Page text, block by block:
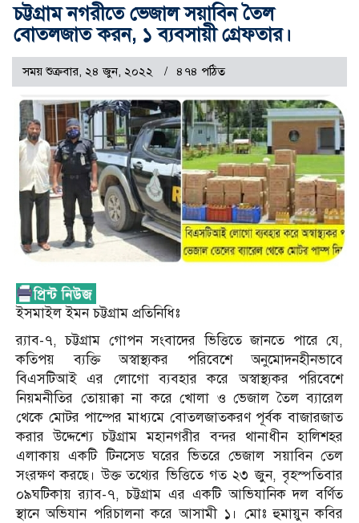
চট্টগ্রাম নগরীতে ভেজাল সয়াবিন তৈল
বোতলজাত করন, ১ ব্যবসায়ী গ্রেফতার।
সময় শুক্রবার, ২৪ জুন, ২০২২ ৪৭৪ পঠিত
ইসমাইল ইমন চট্টগ্রাম প্রতিনিধিঃ
র‌্যাব-৭, চট্টগ্রাম গোপন সংবাদের ভিত্তিতে জানতে পারে যে,
কতিপয় ব্যক্তি অস্বাস্থ্যকর পরিবেশে অনুমোদনহীনভাবে
বিএসটিআই এর লোগো ব্যবহার করে অস্বাস্থ্যকর পরিবেশে
নিয়মনীতির তোয়াক্কা না করে খোলা ও ভেজাল তৈল ব্যারেল
থেকে মোটর পাম্পের মাধ্যমে বোতলজাতকরণ পূর্বক বাজারজাত
করার উদ্দেশ্যে চট্টগ্রাম মহানগরীর বন্দর থানাধীন হালিশহর
এলাকায় একটি টিনসেড ঘরের ভিতরে ভেজাল সয়াবিন তেল
সংরক্ষণ করছে। উক্ত তথ্যের ভিত্তিতে গত ২৩ জুন, বৃহস্পতিবার
০৯ঘটিকায় র‌্যাব-৭, চট্টগ্রাম এর একটি আভিযানিক দল বর্ণিত
স্থানে অভিযান পরিচালনা করে আসামী ১। মোঃ হুমায়ুন কবির